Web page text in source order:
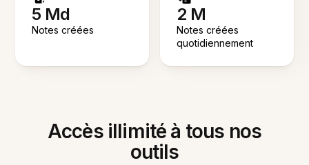
5 Md
Notes créées
2 M
Notes créées
quotidiennement
Accès illimité à tous nos
outils